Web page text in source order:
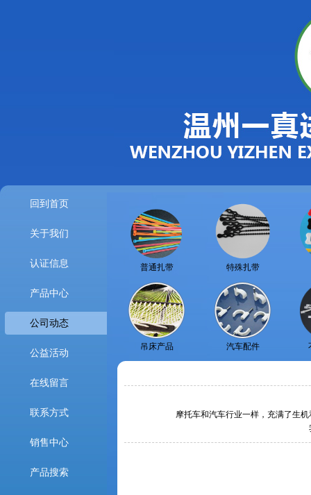
回到首页
关于我们
认证信息
产品中心
公司动态
公益活动
在线留言
联系方式
销售中心
产品搜索
普通扎带 特殊扎带
吊床产品 汽车配件
摩托车和汽车行业一样，充满了生